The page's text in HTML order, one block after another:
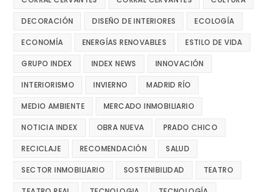
DECORACIÓN DISEÑO DE INTERIORES ECOLOGÍA
ECONOMÍA ENERGÍAS RENOVABLES ESTILO DE VIDA
GRUPO INDEX INDEX NEWS INNOVACIÓN
INTERIORISMO INVIERNO MADRID RÍO
MEDIO AMBIENTE MERCADO INMOBILIARIO
NOTICIA INDEX OBRA NUEVA PRADO CHICO
RECICLAJE RECOMENDACIÓN SALUD
SECTOR INMOBILIARIO SOSTENIBILIDAD TEATRO